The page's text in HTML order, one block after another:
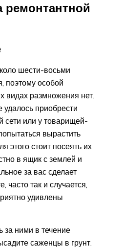
ремонтантной
шести-восьми
поэтому особой
видах размножения нет.
приобрести
сети или у товарищей-
вырастить
этого стоит посеять их
в ящик с землей и
за вас сделает
часто так и случается,
удивлены
за ними в течение
саженцы в грунт.